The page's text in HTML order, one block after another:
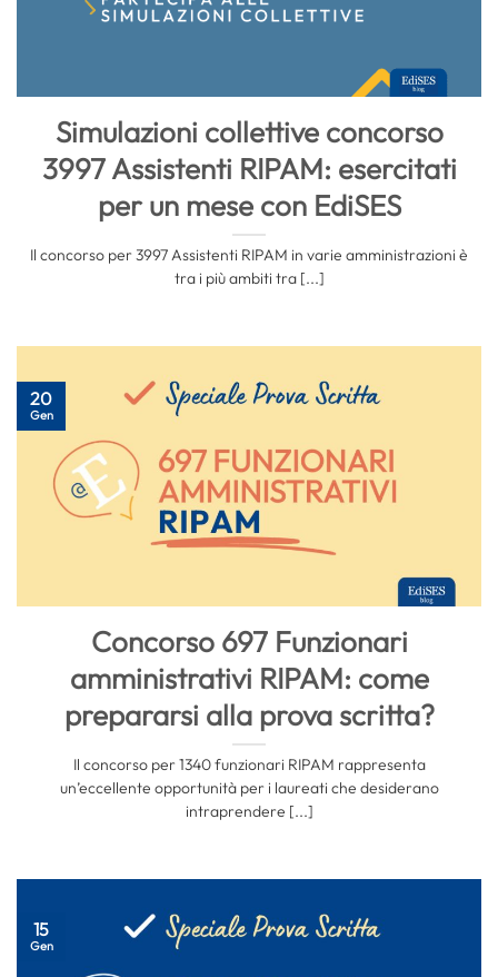
Simulazioni collettive concorso
3997 Assistenti RIPAM: esercitati
per un mese con EdiSES
Il concorso per 3997 Assistenti RIPAM in varie amministrazioni è
tra i più ambiti tra [...]
Concorso 697 Funzionari
amministrativi RIPAM: come
prepararsi alla prova scritta?
Il concorso per 1340 funzionari RIPAM rappresenta
un’eccellente opportunità per i laureati che desiderano
intraprendere [...]
20
Gen
15
Gen